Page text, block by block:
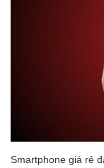
Smartphone giá rẻ